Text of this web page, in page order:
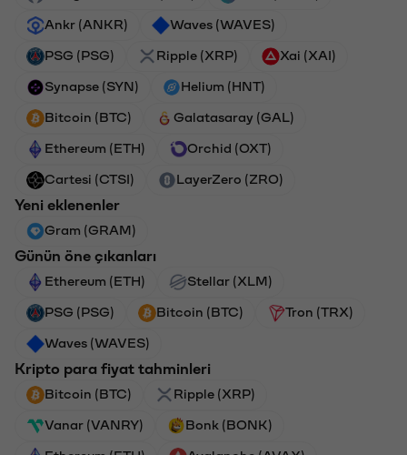
Ankr (ANKR) Waves (WAVES)
PSG (PSG) Ripple (XRP) Xai (XAI)
Synapse (SYN) Helium (HNT)
Bitcoin (BTC) Galatasaray (GAL)
Ethereum (ETH) Orchid (OXT)
Cartesi (CTSI) LayerZero (ZRO)
Yeni eklenenler
Gram (GRAM)
Günün öne çıkanları
Ethereum (ETH) Stellar (XLM)
PSG (PSG) Bitcoin (BTC) Tron (TRX)
Waves (WAVES)
Kripto para fiyat tahminleri
Bitcoin (BTC) Ripple (XRP)
Vanar (VANRY) Bonk (BONK)